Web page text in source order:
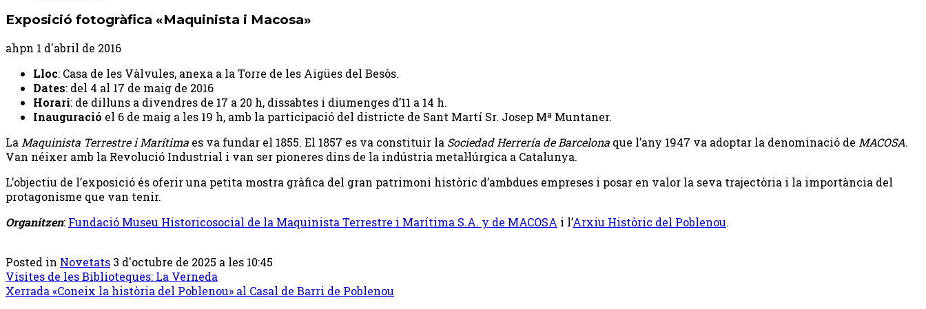
Exposició fotogràfica «Maquinista i Macosa»
ahpn 1 d'abril de 2016
Lloc: Casa de les Vàlvules, anexa a la Torre de les Aigües del Besòs.
Dates: del 4 al 17 de maig de 2016
Horari: de dilluns a divendres de 17 a 20 h, dissabtes i diumenges d’11 a 14 h.
Inauguració el 6 de maig a les 19 h, amb la participació del districte de Sant Martí Sr. Josep Mª Muntaner.
La Maquinista Terrestre i Marítima es va fundar el 1855. El 1857 es va constituir la Sociedad Herrería de Barcelona que l’any 1947 va adoptar la denominació de MACOSA.
Van néixer amb la Revolució Industrial i van ser pioneres dins de la indústria metal·lúrgica a Catalunya.
L’objectiu de l’exposició és oferir una petita mostra gràfica del gran patrimoni històric d’ambdues empreses i posar en valor la seva trajectòria i la importància del
protagonisme que van tenir.
Organitzen: Fundació Museu Historicosocial de la Maquinista Terrestre i Marítima S.A. y de MACOSA i l’Arxiu Històric del Poblenou.
Posted in Novetats 3 d'octubre de 2025 a les 10:45
Post
navigation
Visites de les Biblioteques: La Verneda
Xerrada «Coneix la història del Poblenou» al Casal de Barri de Poblenou